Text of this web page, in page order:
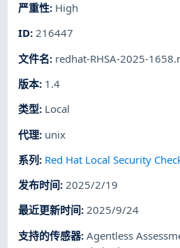
严重性: High
ID:216447
文件名: redhat-RHSA-2025-
版本: 1.4
类型: Local
代理: unix
系列: Red Hat Local Security
发布时间:2025/2/19
最近更新时间:2025/9/24
支持的传感器:Agentless